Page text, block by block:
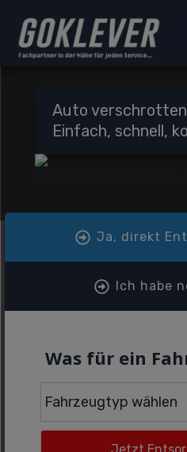
Auto verschrotten
Einfach, schnell,
Ja, direkt
Ich habe
Was für ein